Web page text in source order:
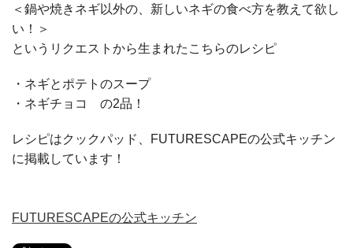
＜鍋や焼きネギ以外の、新しいネギの食べ方を教えて欲し
い！＞
というリクエストから生まれたこちらのレシピ
・ネギとポテトのスープ
・ネギチョコ の2品！
レシピはクックパッド、FUTURESCAPEの公式キッチン
に掲載しています！
FUTURESCAPEの公式キッチン